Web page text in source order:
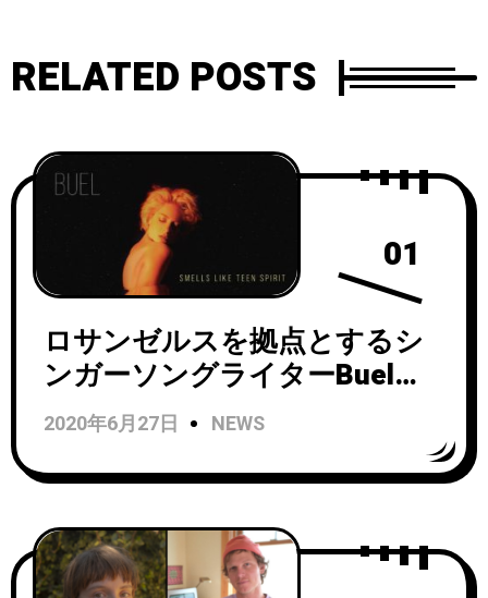
RELATED POSTS
01
ロサンゼルスを拠点とするシ
ンガーソングライターBuelが
ニルヴァーナの「Smells Like
Teen Spirit」をカバーしたシ
ングルをリリース！
2020年6月27日 NEWS